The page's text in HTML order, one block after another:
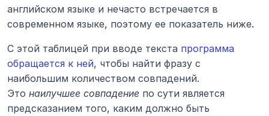
английском языке и нечасто встречается в
современном языке, поэтому ее показатель ниже.
С этой таблицей при вводе текста программа
обращается к ней, чтобы найти фразу с
наибольшим количеством совпадений.
Это наилучшее совпадение по сути является
предсказанием того, каким должно быть